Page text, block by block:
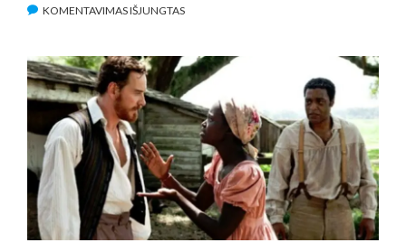
KOMENTAVIMAS IŠJUNGTASĮRAŠE
DURIS:
„NENORIU
BŪTI
VARGŠELIU
PRANCŪZU
HOLIVUDE“